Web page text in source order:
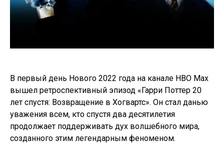
В первый день Нового 2022 года на канале НВО Max
вышел ретроспективный эпизод «Гарри Поттер 20
лет спустя: Возвращение в Хогвартс». Он стал данью
уважения всем, кто спустя два десятилетия
продолжает поддерживать дух волшебного мира,
созданного этим легендарным феноменом.